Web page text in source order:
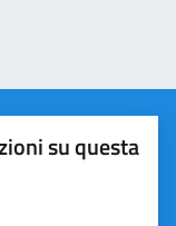
su questa